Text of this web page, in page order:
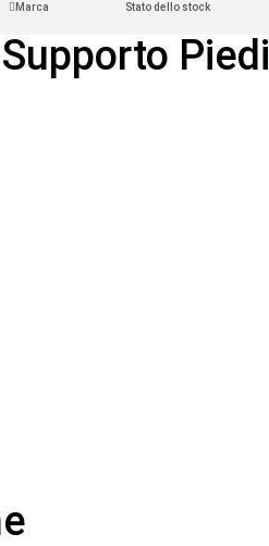
Marca Stato dello stock
Piedi